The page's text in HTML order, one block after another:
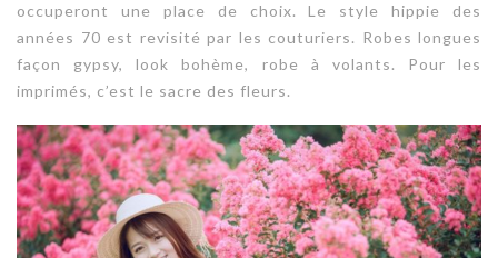
occuperont une place de choix. Le style hippie des
années 70 est revisité par les couturiers. Robes longues
façon gypsy, look bohème, robe à volants. Pour les
imprimés, c’est le sacre des fleurs.